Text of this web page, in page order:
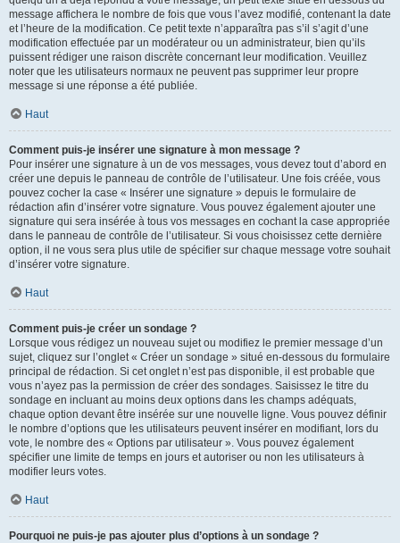
message affichera le nombre de fois que vous l’avez modifié, contenant la date
et l’heure de la modification. Ce petit texte n’apparaîtra pas s’il s’agit d’une
modification effectuée par un modérateur ou un administrateur, bien qu’ils
puissent rédiger une raison discrète concernant leur modification. Veuillez
noter que les utilisateurs normaux ne peuvent pas supprimer leur propre
message si une réponse a été publiée.
Haut
Comment puis-je insérer une signature à mon message ?
Pour insérer une signature à un de vos messages, vous devez tout d’abord en
créer une depuis le panneau de contrôle de l’utilisateur. Une fois créée, vous
pouvez cocher la case « Insérer une signature » depuis le formulaire de
rédaction afin d’insérer votre signature. Vous pouvez également ajouter une
signature qui sera insérée à tous vos messages en cochant la case appropriée
dans le panneau de contrôle de l’utilisateur. Si vous choisissez cette dernière
option, il ne vous sera plus utile de spécifier sur chaque message votre souhait
d’insérer votre signature.
Haut
Comment puis-je créer un sondage ?
Lorsque vous rédigez un nouveau sujet ou modifiez le premier message d’un
sujet, cliquez sur l’onglet « Créer un sondage » situé en-dessous du formulaire
principal de rédaction. Si cet onglet n’est pas disponible, il est probable que
vous n’ayez pas la permission de créer des sondages. Saisissez le titre du
sondage en incluant au moins deux options dans les champs adéquats,
chaque option devant être insérée sur une nouvelle ligne. Vous pouvez définir
le nombre d’options que les utilisateurs peuvent insérer en modifiant, lors du
vote, le nombre des « Options par utilisateur ». Vous pouvez également
spécifier une limite de temps en jours et autoriser ou non les utilisateurs à
modifier leurs votes.
Haut
Pourquoi ne puis-je pas ajouter plus d’options à un sondage ?